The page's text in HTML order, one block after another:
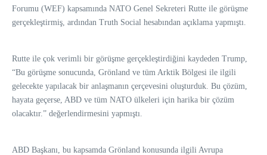
Forumu (WEF) kapsamında NATO Genel Sekreteri Rutte ile görüşme
gerçekleştirmiş, ardından Truth Social hesabından açıklama yapmıştı.
Rutte ile çok verimli bir görüşme gerçekleştirdiğini kaydeden Trump,
“Bu görüşme sonucunda, Grönland ve tüm Arktik Bölgesi ile ilgili
gelecekte yapılacak bir anlaşmanın çerçevesini oluşturduk. Bu çözüm,
hayata geçerse, ABD ve tüm NATO ülkeleri için harika bir çözüm
olacaktır.” değerlendirmesini yapmıştı.
ABD Başkanı, bu kapsamda Grönland konusunda ilgili Avrupa